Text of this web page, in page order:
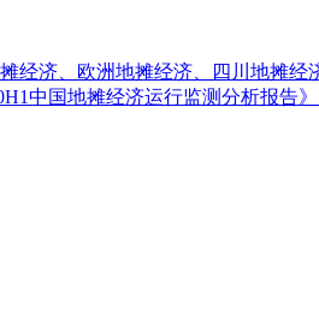
济、欧洲地摊经济、四川地摊经
中国地摊经济运行监测分析报